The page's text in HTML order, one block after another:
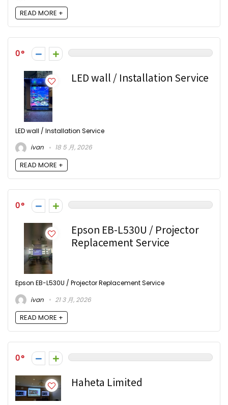
READ MORE +
0
LED wall / Installation Service
LED wall / Installation Service
ivan
18 5 月, 2026
READ MORE +
0
Epson EB-L530U / Projector
Replacement Service
Epson EB-L530U / Projector Replacement Service
ivan
21 3 月, 2026
READ MORE +
0
Haheta Limited